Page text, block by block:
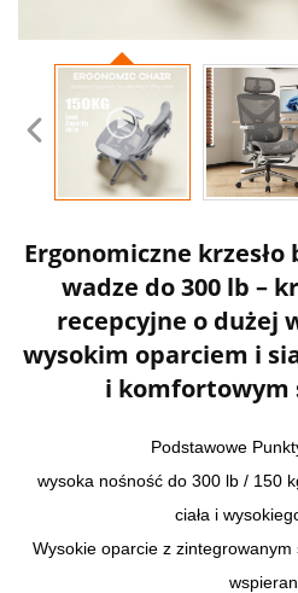
Ergonomiczne
wadze do 300 lb –
recepcyjne o dużej
wysokim oparciem i
i komfortowym
Podstawowe
wysoka nośność do 300 lb / 150
ciała i
Wysokie oparcie z